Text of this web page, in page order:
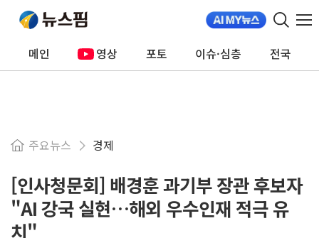
메인 영상 포토 이슈·심층 전국
주요뉴스 경제
[인사청문회] 배경훈 과기부 장관 후보자
"AI 강국 실현…해외 우수인재 적극 유
치"